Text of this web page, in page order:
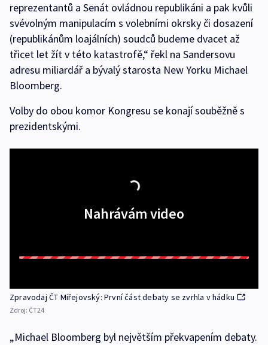
reprezentantů a Senát ovládnou republikáni a pak kvůli
svévolným manipulacím s volebními okrsky či dosazení
(republikánům loajálních) soudců budeme dvacet až
třicet let žít v této katastrofě,“ řekl na Sandersovu
adresu miliardář a bývalý starosta New Yorku Michael
Bloomberg.
Volby do obou komor Kongresu se konají souběžně s
prezidentskými.
Nahrávám video
Zpravodaj ČT Miřejovský: První část debaty se zvrhla v hádku
Zdroj: ČT24
„Michael Bloomberg byl největším překvapením debaty.